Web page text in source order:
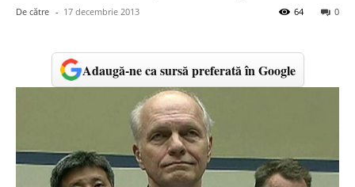
De către - 17 decembrie 2013 0
64
Adaugă-ne ca sursă preferată în Google